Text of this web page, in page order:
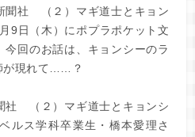
聞社 （２）マギ道士とキョン
9日（木）にポプラポケット文
回のお話は、キョンシーのラ
が現れて……？
社 （２）マギ道士とキョンシ
ルス学科卒業生・橋本愛理さ